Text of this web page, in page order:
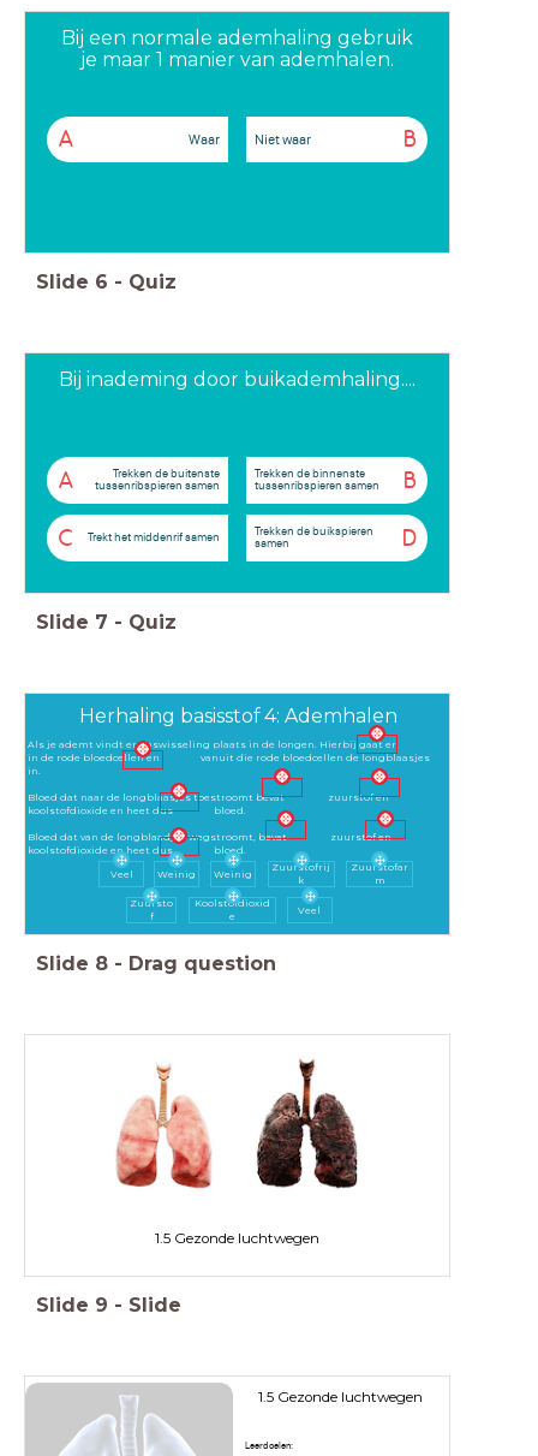
Bij een normale ademhaling gebruik
je maar 1 manier van ademhalen.
A Waar B
Niet waar
Slide 6 - Quiz
Bij inademing door buikademhaling....
A
Trekken de buitenste
tussenribspieren samen
B
Trekken de binnenste
tussenribspieren samen
C Trekt het middenrif samen D
Trekken de buikspieren
samen
Slide 7 - Quiz
Als je ademt vindt er gaswisseling plaats in de longen. Hierbij gaat er
in de rode bloedcellen en vanuit die rode bloedcellen de longblaasjes
in.
Bloed dat naar de longblaasjes toestroomt bevat zuurstof en
koolstofdioxide en heet dus bloed.
Bloed dat van de longblaadjes wegstroomt, bevat zuurstof en
koolstofdioxide en heet dus bloed.
Herhaling basisstof 4: Ademhalen
Veel
Veel Weinig Weinig
Zuurstofrij
k
Zuurstofar
m
Zuursto
f
Koolstofdioxid
e
Slide 8 - Drag question
1.5 Gezonde luchtwegen
Slide 9 - Slide
1.5 Gezonde luchtwegen
Leerdoelen: